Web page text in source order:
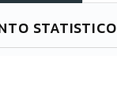
STATISTICO